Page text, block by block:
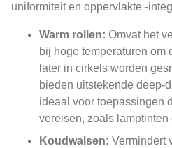
uniformiteit en oppervlakte -
Warm rollen: Omvat het
bij hoge temperaturen om
later in cirkels worden
bieden uitstekende deep-
ideaal voor toepassingen
vereisen, zoals lamptinten
Koudwalsen: Vermindert